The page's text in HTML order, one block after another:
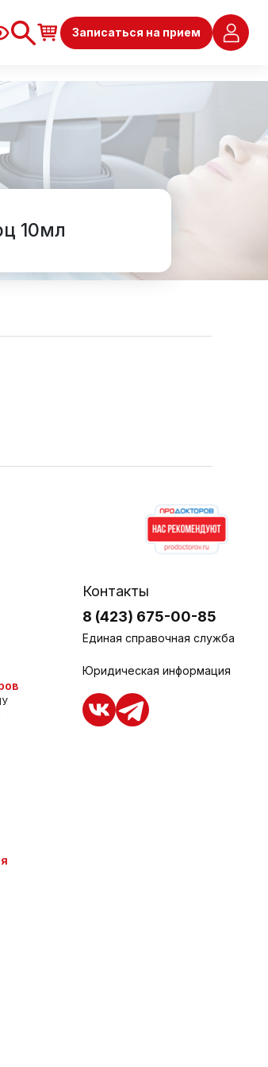
Записаться на прием
10мл
Контакты
8 (423) 675-00-85
Единая справочная служба
Юридическая информация